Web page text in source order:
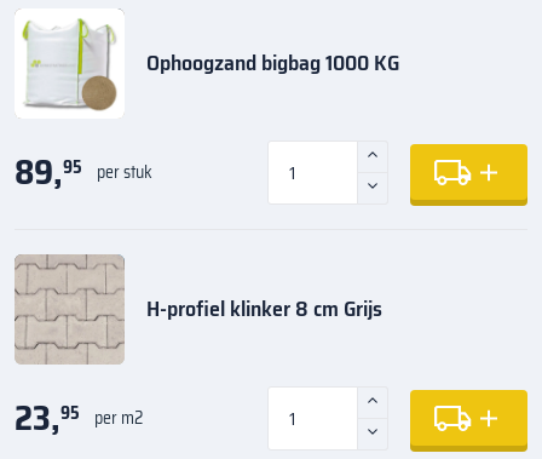
Ophoogzand bigbag 1000 KG
89,95 per stuk
H-profiel klinker 8 cm Grijs
23,95 per m2